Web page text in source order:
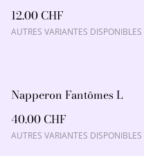
12.00 CHF
AUTRES VARIANTES DISPONIBLES
Napperon Fantômes L
40.00 CHF
AUTRES VARIANTES DISPONIBLES